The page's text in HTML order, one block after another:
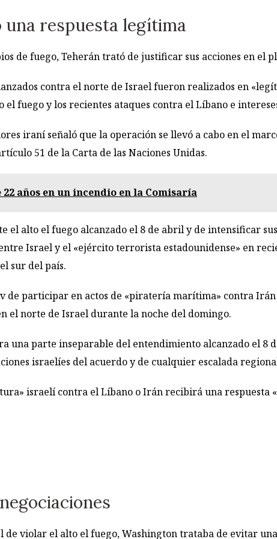
una respuesta legítima
de fuego, Teherán trató de justificar sus acciones en el
contra el norte de Israel fueron realizados en
fuego y los recientes ataques contra el Líbano e
iraní señaló que la operación se llevó a cabo en el
51 de la Carta de las Naciones Unidas.
años en un incendio en la Comisaría
alto el fuego alcanzado el 8 de abril y de intensificar
Israel y el «ejército terrorista estadounidense» en
sur del país.
de participar en actos de «piratería marítima» contra
el norte de Israel durante la noche del domingo.
una parte inseparable del entendimiento alcanzado el 8
israelíes del acuerdo y de cualquier escalada
israelí contra el Líbano o Irán recibirá una respuesta
de violar el alto el fuego, Washington trataba de evitar